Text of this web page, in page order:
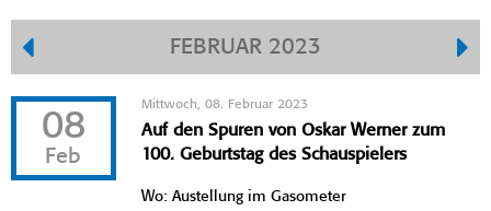
FEBRUAR 2023
08
Feb
Mittwoch, 08. Februar 2023
Auf den Spuren von Oskar Werner zum
100. Geburtstag des Schauspielers
Wo: Austellung im Gasometer